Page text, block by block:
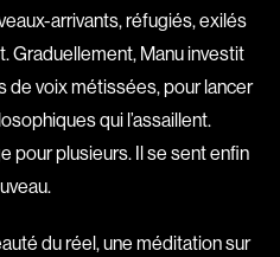
Policiers
Science-fiction
Thrillers
arrivants, réfugiés, exilés
Graduellement, Manu investit
de voix métissées, pour lancer
qui l’assaillent.
pour plusieurs. Il se sent enfin
du réel, une méditation sur